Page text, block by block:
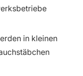
in kleinen